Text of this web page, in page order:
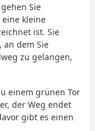
Sie
eine kleine
ist. Sie
an dem Sie
zu gelangen,
einem grünen Tor
der Weg endet
gibt es einen